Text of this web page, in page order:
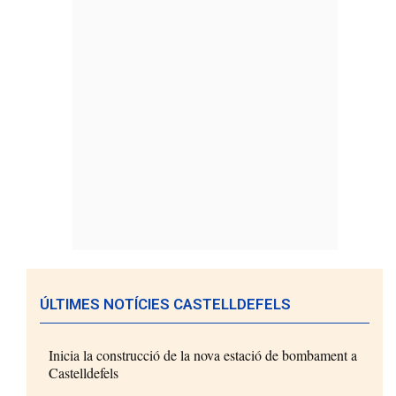
ÚLTIMES NOTÍCIES CASTELLDEFELS
Inicia la construcció de la nova estació de bombament a
Castelldefels